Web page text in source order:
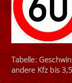
Tabelle:
andere Kfz bis